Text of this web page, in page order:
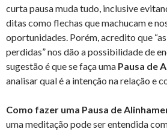
curta pausa muda tudo, inclusive
ditas como flechas que machucam e
oportunidades. Porém, acredito que
perdidas” nos dão a possibilidade de
sugestão é que se faça uma Pausa de
analisar qual é a intenção na relação e
Como fazer uma Pausa de
uma meditação pode ser entendida